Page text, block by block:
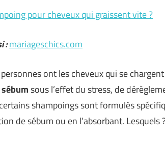
pour cheveux qui graissent vite ?
:mariageschics.com
ont les cheveux qui se
sébumsous l’effet du stress, de
shampoings sont formulés
de sébum ou en l’absorbant. Lesquels